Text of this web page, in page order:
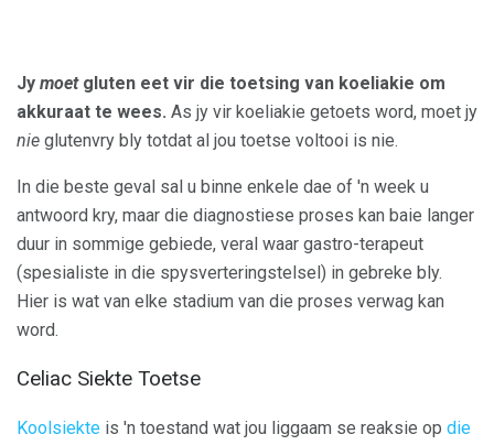
Jy moetgluten eet vir die toetsing van koeliakie om
akkuraat te wees. As jy vir koeliakie getoets word, moet jy
nie glutenvry bly totdat al jou toetse voltooi is nie.
In die beste geval sal u binne enkele dae of 'n week u
antwoord kry, maar die diagnostiese proses kan baie langer
duur in sommige gebiede, veral waar gastro-terapeut
(spesialiste in die spysverteringstelsel) in gebreke bly.
Hier is wat van elke stadium van die proses verwag kan
word.
Celiac Siekte Toetse
Koolsiekte is 'n toestand wat jou liggaam se reaksie op die